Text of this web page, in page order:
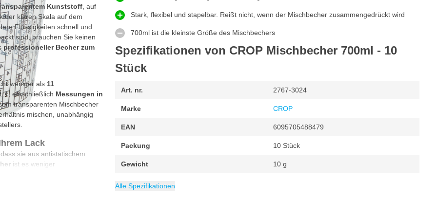
Kunststoff , auf
der klaren Skala auf dem
Flüssigkeiten schnell und
sind, brauchen Sie keinen
professioneller Becher zum
weniger als 11
einschließlich Messungen in
transparenten Mischbecher
mischen, unabhängig
Lack
sie aus antistatischem
ist es weniger
glatteren Finish mit
für Farben auf
Stark, flexibel und stapelbar. Reißt nicht, wenn der Mischbecher zusammengedrückt wird
700ml ist die kleinste Größe des Mischbechers
Spezifikationen von CROP Mischbecher 700ml - 10
Stück
Art. nr. 2767-3024
Marke CROP
EAN 6095705488479
Packung 10 Stück
Gewicht 10 g
Inhalt 700 ml
Kategorie
Alle Spezifikationen